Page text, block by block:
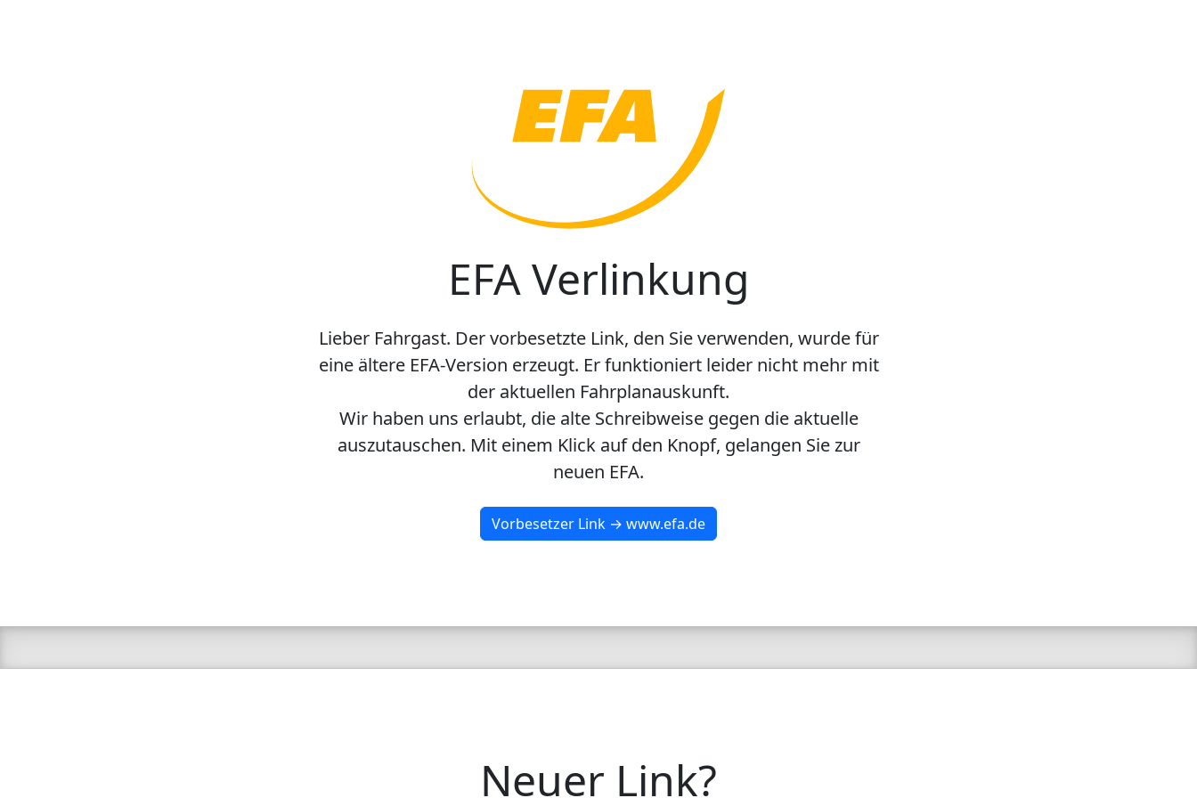
EFA Verlinkung
Lieber Fahrgast. Der vorbesetzte Link, den Sie verwenden, wurde für
eine ältere EFA-Version erzeugt. Er funktioniert leider nicht mehr mit
der aktuellen Fahrplanauskunft.
Wir haben uns erlaubt, die alte Schreibweise gegen die aktuelle
auszutauschen. Mit einem Klick auf den Knopf, gelangen Sie zur
neuen EFA.
Vorbesetzer Link → www.efa.de
Neuer Link?